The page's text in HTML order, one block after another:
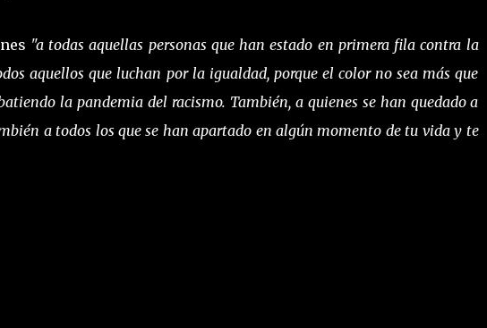
"a todas aquellas personas que han estado en primera fila contra la
aquellos que luchan por la igualdad, porque el color no sea más que
la pandemia del racismo. También, a quienes se han quedado a
a todos los que se han apartado en algún momento de tu vida y te